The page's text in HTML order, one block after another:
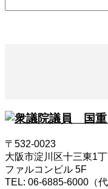
〒532-0023
大阪市淀川区十三東1
ファルコンビル 5F
TEL: 06-6885-6000（代